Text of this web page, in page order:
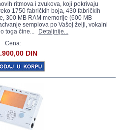
ritmova i zvukova, koji pokrivaju
1750 fabričkih boja, 430 fabričkih
300 MB RAM memorije (600 MB
semplova po Vašoj želji, vokalni
toga čine...
Detaljnije...
Cena:
DIN